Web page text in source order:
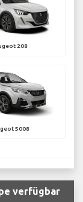
208
5008
verfügbar